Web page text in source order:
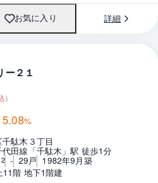
お気に入り 詳細
1 / 0 間取り
ー２１
）
5.08%
駄木３丁目
田線「千駄木」駅 徒歩1分
2 - 29戸 1982年9月築
階 地下1階建